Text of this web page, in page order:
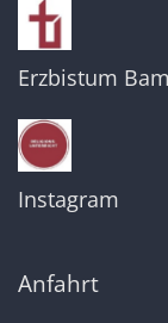
Erzbistum
Instagram
Anfahrt